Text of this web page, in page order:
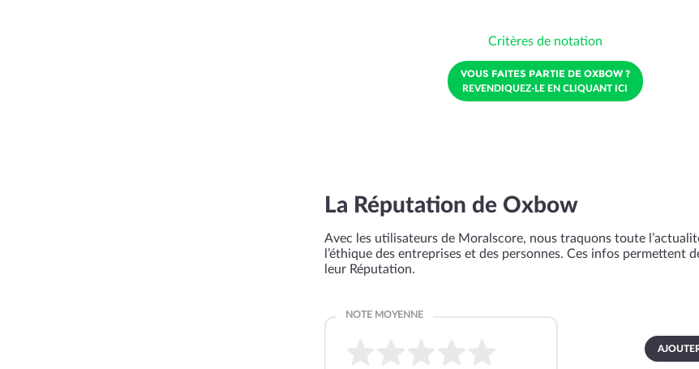
Critères de notation
VOUS FAITES PARTIE DE OXBOW ?
REVENDIQUEZ-LE EN CLIQUANT ICI
La Réputation de Oxbow
Avec les utilisateurs de Moralscore, nous traquons toute
l’éthique des entreprises et des personnes. Ces infos permettent
leur Réputation.